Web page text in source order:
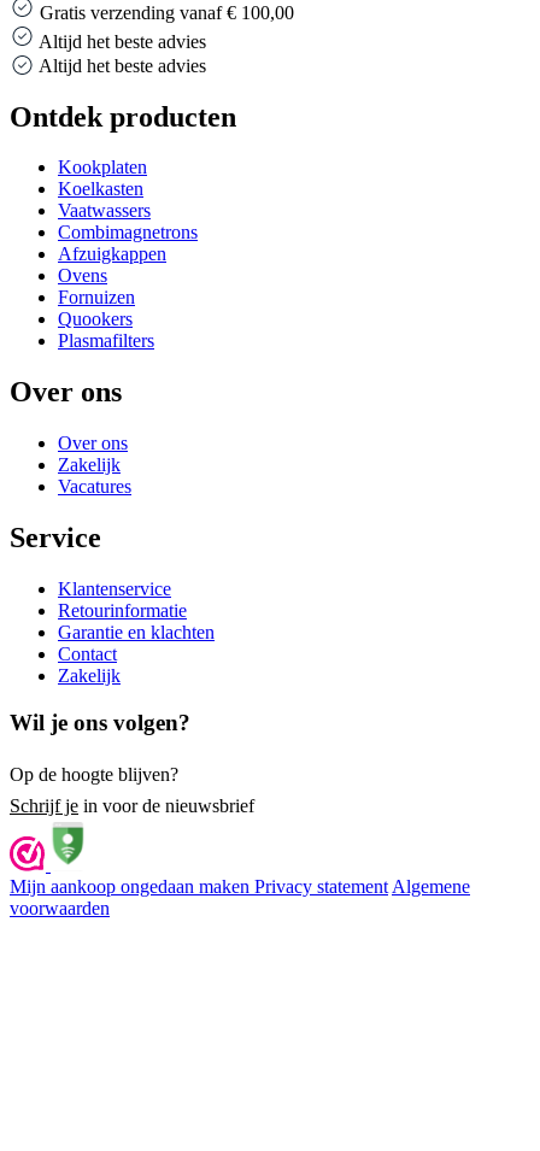
Gratis verzending vanaf € 100,00
Altijd het beste advies
Altijd het beste advies
Ontdek producten
Kookplaten
Koelkasten
Vaatwassers
Combimagnetrons
Afzuigkappen
Ovens
Fornuizen
Quookers
Plasmafilters
Over ons
Over ons
Zakelijk
Vacatures
Service
Klantenservice
Retourinformatie
Garantie en klachten
Contact
Zakelijk
Wil je ons volgen?
Op de hoogte blijven?
Schrijf je in voor de nieuwsbrief
Mijn aankoop ongedaan maken Privacy statement Algemene
voorwaarden